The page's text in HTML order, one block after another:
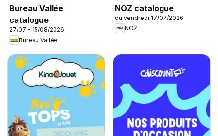
Bureau Vallée
catalogue
27/07 - 15/08/2026
Bureau Vallée
NOZ catalogue
du vendredi 17/07/2026
NOZ